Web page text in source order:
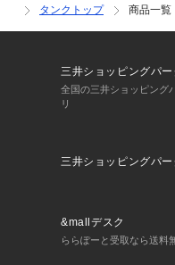
タンクトップ
商品一覧
三井ショッピングパー
全国の三井ショッピング
リ
三井ショッピングパー
&mallデスク
ららぽーと受取なら送料